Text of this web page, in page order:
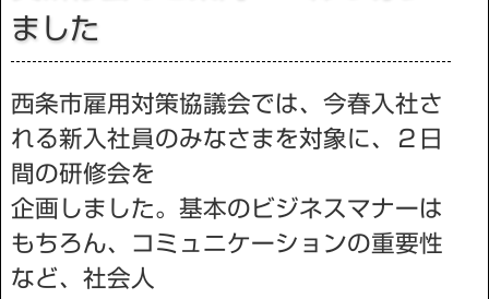
ました
西条市雇用対策協議会では、今春入社さ
れる新入社員のみなさまを対象に、２日
間の研修会を
企画しました。基本のビジネスマナーは
もちろん、コミュニケーションの重要性
など、社会人